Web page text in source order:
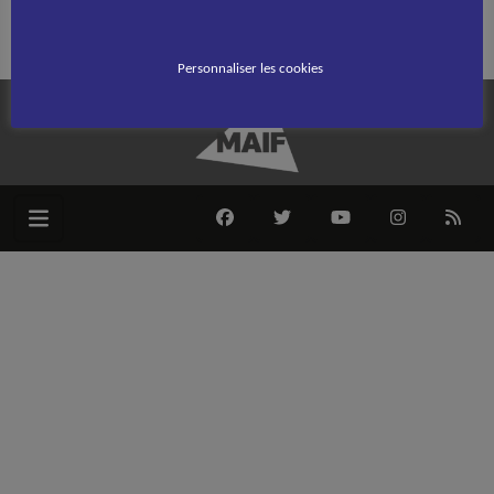
FACEBOOKTWITTERYOUTUBEINSTAGRAM
RSS
Personnaliser les cookies